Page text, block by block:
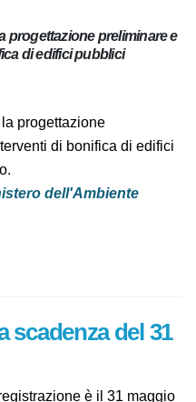
progettazione
di bonifica di edifici
.
la progettazione
di bonifica di
amianto.
dell'Ambiente
scadenza del